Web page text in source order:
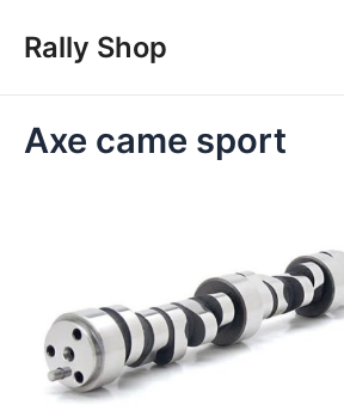
Rally Shop
Axe came sport